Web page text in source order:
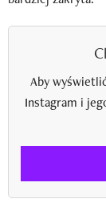
Aby
Instagram i